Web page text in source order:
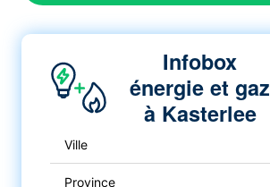
Infobox
énergie et gaz
à Kasterlee
Ville
Province